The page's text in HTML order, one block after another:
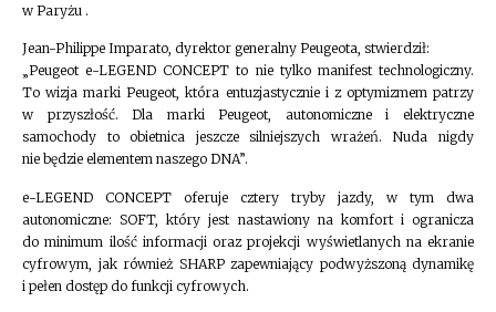
w Paryżu .
Jean-Philippe Imparato, dyrektor generalny Peugeota, stwierdził:
„Peugeot e-LEGEND CONCEPT to nie tylko manifest technologiczny.
To wizja marki Peugeot, która entuzjastycznie i z optymizmem patrzy
w przyszłość. Dla marki Peugeot, autonomiczne i elektryczne
samochody to obietnica jeszcze silniejszych wrażeń. Nuda nigdy
nie będzie elementem naszego DNA”.
e-LEGEND CONCEPT oferuje cztery tryby jazdy, w tym dwa
autonomiczne: SOFT, który jest nastawiony na komfort i ogranicza
do minimum ilość informacji oraz projekcji wyświetlanych na ekranie
cyfrowym, jak również SHARP zapewniający podwyższoną dynamikę
i pełen dostęp do funkcji cyfrowych.